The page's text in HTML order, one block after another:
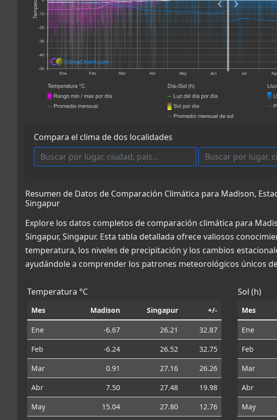
Compara el clima de dos localidades
Resumen de Datos de Comparación Climática para Madison,
Singapur
Explore los datos completos de comparación climática para
Singapur, Singapur. Esta tabla detallada ofrece valiosos
temperatura, los niveles de precipitación y los cambios
ayudándole a comprender los patrones meteorológicos únicos
Temperatura °C
Mes Madison Singapur +/-
Ene -6.67 26.21
32.87
Feb
-6.24 26.52
32.75
Mar
0.91 27.16
26.26
Abr
7.50 27.48
19.98
May
15.04 27.80
12.76
Sol (h)
Mes
Ene
Feb
Mar
Abr
May